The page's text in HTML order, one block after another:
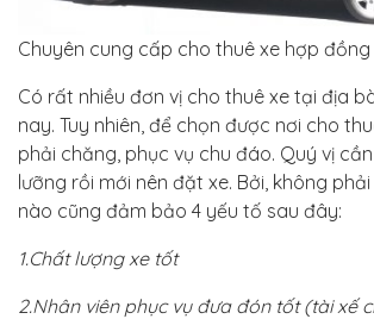
Chuyên cung cấp cho thuê xe hợp đồng
Có rất nhiều đơn vị cho thuê xe tại địa
nay. Tuy nhiên, để chọn được nơi cho
phải chăng, phục vụ chu đáo. Quý vị
lưỡng rồi mới nên đặt xe. Bởi, không
nào cũng đảm bảo 4 yếu tố sau đây:
1.Chất lượng xe tốt
2.Nhân viên phục vụ đưa đón tốt (tài xế